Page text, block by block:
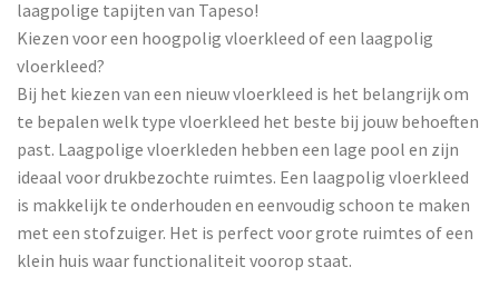
laagpolige tapijten van Tapeso!
Kiezen voor een hoogpolig vloerkleed of een laagpolig
vloerkleed?
Bij het kiezen van een nieuw vloerkleed is het belangrijk om
te bepalen welk type vloerkleed het beste bij jouw behoeften
past. Laagpolige vloerkleden hebben een lage pool en zijn
ideaal voor drukbezochte ruimtes. Een laagpolig vloerkleed
is makkelijk te onderhouden en eenvoudig schoon te maken
met een stofzuiger. Het is perfect voor grote ruimtes of een
klein huis waar functionaliteit voorop staat.